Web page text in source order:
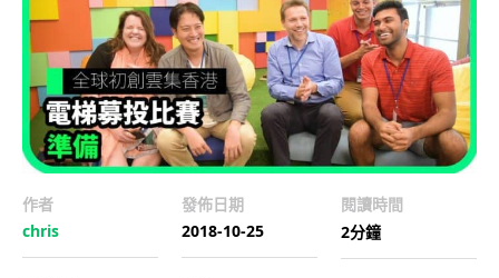
作者
chris
發佈日期
2018-10-25
閱讀時間
2分鐘